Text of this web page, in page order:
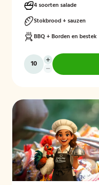
4 soorten salade
Stokbrood + sauzen
BBQ + Borden en bestek